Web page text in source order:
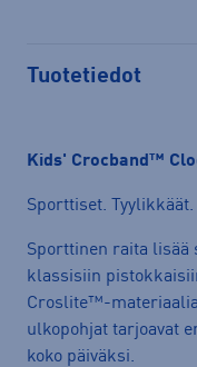
Tuotetiedot
Kids' Crocband™
Sporttiset. Tyylikkäät.
Sporttinen raita lisää
klassisiin
Croslite™-
ulkopohjat tarjoavat
koko päiväksi.